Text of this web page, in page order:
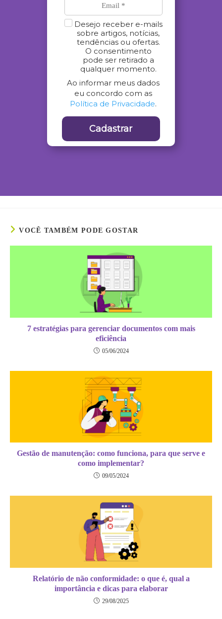
Desejo receber e-mails
sobre artigos, notícias,
tendências ou ofertas.
O consentimento
pode ser retirado a
qualquer momento.
Ao informar meus dados
eu concordo com as
Política de Privacidade.
Cadastrar
VOCÊ TAMBÉM PODE GOSTAR
7 estratégias para gerenciar documentos com mais
eficiência
05/06/2024
Gestão de manutenção: como funciona, para que serve e
como implementar?
09/05/2024
Relatório de não conformidade: o que é, qual a
importância e dicas para elaborar
29/08/2025